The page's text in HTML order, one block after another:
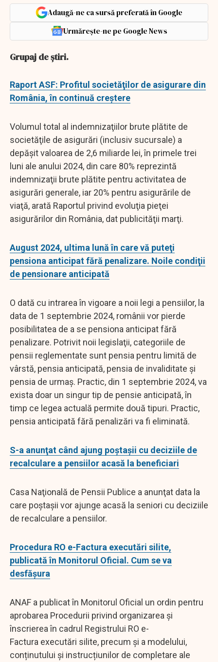
Adaugă-ne ca sursă preferată în Google
Urmărește-ne pe Google News
Grupaj de ştiri.
Raport ASF: Profitul societăţilor de asigurare din
România, în continuă creştere
Volumul total al indemnizaţiilor brute plătite de
societăţile de asigurări (inclusiv sucursale) a
depăşit valoarea de 2,6 miliarde lei, în primele trei
luni ale anului 2024, din care 80% reprezintă
indemnizaţii brute plătite pentru activitatea de
asigurări generale, iar 20% pentru asigurările de
viaţă, arată Raportul privind evoluţia pieţei
asigurărilor din România, dat publicităţii marţi.
August 2024, ultima lună în care vă puteţi
pensiona anticipat fără penalizare. Noile condiţii
de pensionare anticipată
O dată cu intrarea în vigoare a noii legi a pensiilor, la
data de 1 septembrie 2024, românii vor pierde
posibilitatea de a se pensiona anticipat fără
penalizare. Potrivit noii legislaţii, categoriile de
pensii reglementate sunt pensia pentru limită de
vârstă, pensia anticipată, pensia de invaliditate și
pensia de urmaș. Practic, din 1 septembrie 2024, va
exista doar un singur tip de pensie anticipată, în
timp ce legea actuală permite două tipuri. Practic,
pensia anticipată fără penalizări va fi eliminată.
S-a anunţat când ajung poştaşii cu deciziile de
recalculare a pensiilor acasă la beneficiari
Casa Naţională de Pensii Publice a anunţat data la
care poştaşii vor ajunge acasă la seniori cu deciziile
de recalculare a pensiilor.
Procedura RO e-Factura executări silite,
publicată în Monitorul Oficial. Cum se va
desfăşura
ANAF a publicat în Monitorul Oficial un ordin pentru
aprobarea Procedurii privind organizarea și
înscrierea în cadrul Registrului RO e-
Factura executări silite, precum și a modelului,
conținutului și instrucțiunilor de completare ale